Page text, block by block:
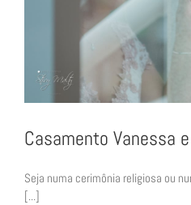
Casamento Vanessa
Seja numa cerimônia religiosa ou
[...]